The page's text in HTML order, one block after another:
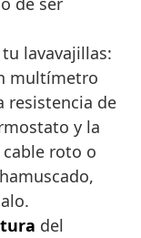
lavavajillas:
multímetro
resistencia de
y la
roto o
del